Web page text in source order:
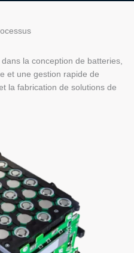
la conception de batteries,
et une gestion rapide de
la fabrication de solutions de